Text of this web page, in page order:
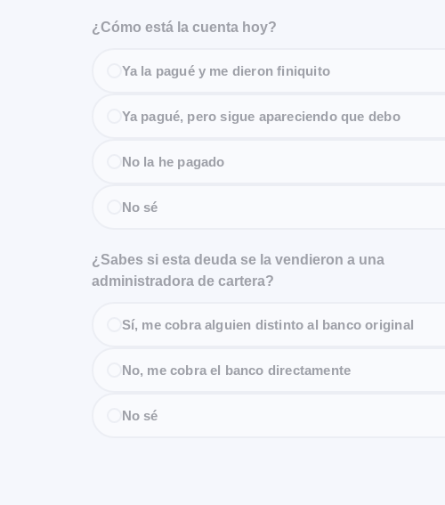
¿Cómo está la cuenta hoy?
Ya la pagué y me dieron finiquito
Ya pagué, pero sigue apareciendo que debo
No la he pagado
No sé
¿Sabes si esta deuda se la vendieron a una
administradora de cartera?
Sí, me cobra alguien distinto al banco original
No, me cobra el banco directamente
No sé